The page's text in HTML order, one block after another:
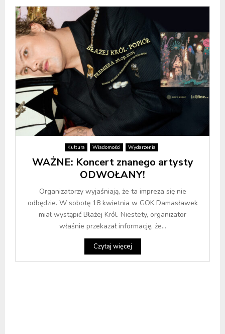
Kultura Wiadomości Wydarzenia
WAŻNE: Koncert znanego artysty
ODWOŁANY!
Organizatorzy wyjaśniają, że ta impreza się nie
odbędzie. W sobotę 18 kwietnia w GOK Damasławek
miał wystąpić Błażej Król. Niestety, organizator
właśnie przekazał informację, że...
Czytaj więcej